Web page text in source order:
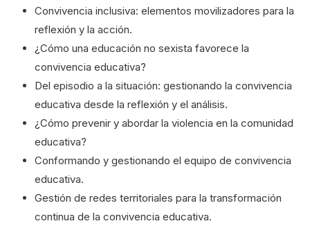
Convivencia inclusiva: elementos movilizadores para la
reflexión y la acción.
¿Cómo una educación no sexista favorece la
convivencia educativa?
Del episodio a la situación: gestionando la convivencia
educativa desde la reflexión y el análisis.
¿Cómo prevenir y abordar la violencia en la comunidad
educativa?
Conformando y gestionando el equipo de convivencia
educativa.
Gestión de redes territoriales para la transformación
continua de la convivencia educativa.